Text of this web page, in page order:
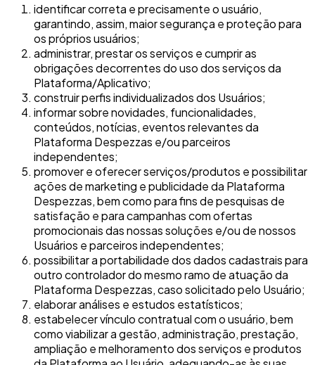
identificar correta e precisamente o usuário,
garantindo, assim, maior segurança e proteção para
os próprios usuários;
administrar, prestar os serviços e cumprir as
obrigações decorrentes do uso dos serviços da
Plataforma/Aplicativo;
construir perfis individualizados dos Usuários;
informar sobre novidades, funcionalidades,
conteúdos, notícias, eventos relevantes da
Plataforma Despezzas e/ou parceiros
independentes;
promover e oferecer serviços/produtos e possibilitar
ações de marketing e publicidade da Plataforma
Despezzas, bem como para fins de pesquisas de
satisfação e para campanhas com ofertas
promocionais das nossas soluções e/ou de nossos
Usuários e parceiros independentes;
possibilitar a portabilidade dos dados cadastrais para
outro controlador do mesmo ramo de atuação da
Plataforma Despezzas, caso solicitado pelo Usuário;
elaborar análises e estudos estatísticos;
estabelecer vínculo contratual com o usuário, bem
como viabilizar a gestão, administração, prestação,
ampliação e melhoramento dos serviços e produtos